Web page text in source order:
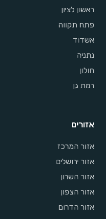
ראשון לציון
פתח תקווה
אשדוד
נתניה
חולון
רמת גן
אזורים
אזור המרכז
אזור ירושלים
אזור השרון
אזור הצפון
אזור הדרום